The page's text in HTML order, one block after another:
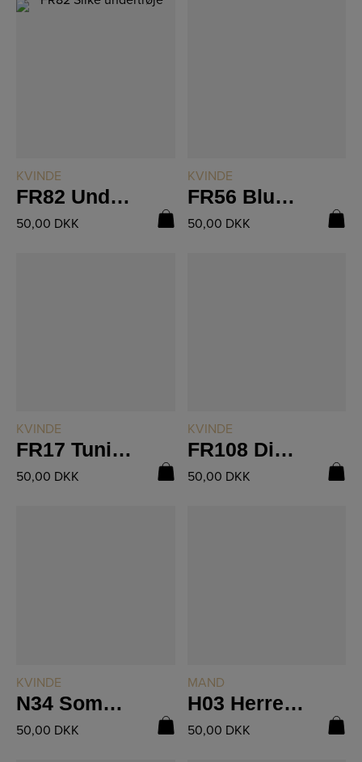
KVINDE
FR82 Undertrøje Silke
50,00 DKK
KVINDE
FR56 Bluse med Snoninger
50,00 DKK
KVINDE
FR17 Tunika Med Bindebånd
50,00 DKK
KVINDE
FR108 Diva T-shirt
50,00 DKK
KVINDE
N34 Sommertop
50,00 DKK
MAND
H03 Herre Cardigan
50,00 DKK